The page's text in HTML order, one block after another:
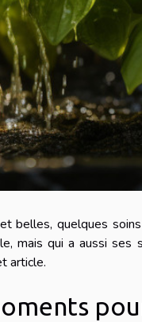
belles, quelques
mais qui a aussi
article.